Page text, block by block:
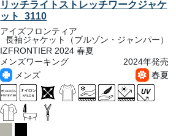
リッチライトストレッチワークジャケ
ット 3110
アイズフロンティア
長袖ジャケット（ブルゾン・ジャンパー）
IZFRONTIER 2024 春夏
メンズワーキング
2024年発売
メンズ
春夏